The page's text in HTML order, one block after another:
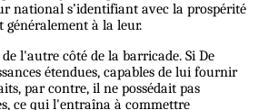
national s’identifiant avec la prospérité
à la leur.
l'autre côté de la barricade. Si De
étendues, capables de lui fournir
par contre, il ne possédait pas
ce qui l'entraîna à commettre